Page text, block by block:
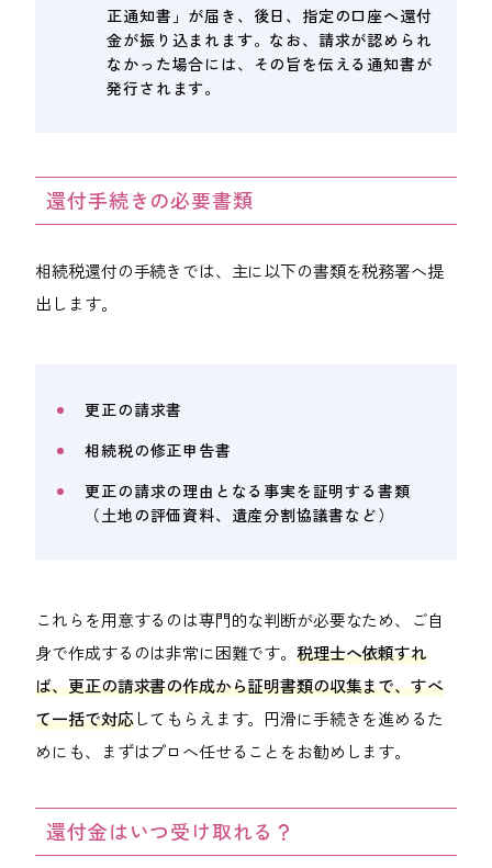
正通知書」が届き、後日、指定の口座へ還付
金が振り込まれます。なお、請求が認められ
なかった場合には、その旨を伝える通知書が
発行されます。
還付手続きの必要書類
相続税還付の手続きでは、主に以下の書類を税務署へ提
出します。
更正の請求書
相続税の修正申告書
更正の請求の理由となる事実を証明する書類
（土地の評価資料、遺産分割協議書など）
これらを用意するのは専門的な判断が必要なため、ご自
身で作成するのは非常に困難です。税理士へ依頼すれ
ば、更正の請求書の作成から証明書類の収集まで、すべ
て一括で対応してもらえます。円滑に手続きを進めるた
めにも、まずはプロへ任せることをお勧めします。
還付金はいつ受け取れる？